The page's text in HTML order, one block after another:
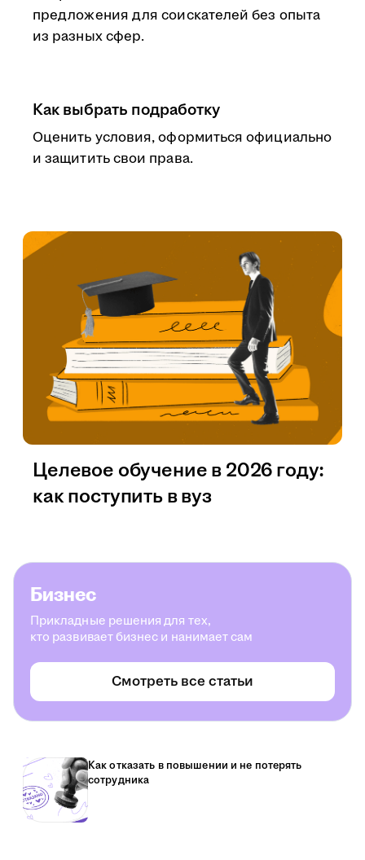
предложения для соискателей без опыта
из разных сфер.
Как выбрать подработку
Оценить условия, оформиться официально
и защитить свои права.
Целевое обучение в 2026 году:
как поступить в вуз
Бизнес
Прикладные решения для тех,
кто развивает бизнес и нанимает сам
Смотреть все статьи
Как отказать в повышении и не потерять
сотрудника